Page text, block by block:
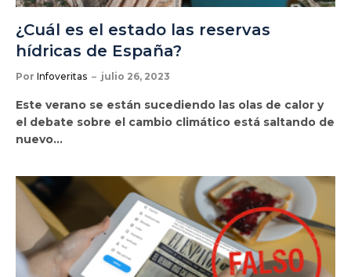
¿Cuál es el estado las reservas
hídricas de España?
Por Infoveritas julio 26, 2023
Este verano se están sucediendo las olas de calor y
el debate sobre el cambio climático está saltando de
nuevo…